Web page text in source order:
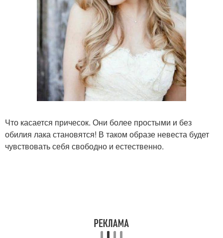
Что касается причесок. Они более простыми и без
обилия лака становятся! В таком образе невеста будет
чувствовать себя свободно и естественно.